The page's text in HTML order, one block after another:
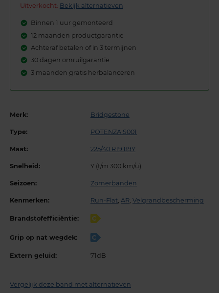
Uitverkocht: Bekijk alternatieven
Binnen 1 uur gemonteerd
12 maanden productgarantie
Achteraf betalen of in 3 termijnen
30 dagen omruilgarantie
3 maanden gratis herbalanceren
Merk: Bridgestone
Type: POTENZA S001
Maat: 225/40 R19 89Y
Snelheid: Y (t/m 300 km/u)
Seizoen: Zomerbanden
Kenmerken: Run-Flat, AR, Velgrandbescherming
Brandstofefficiëntie: C
Grip op nat wegdek: C
Extern geluid: 71dB
Vergelijk deze band met alternatieven